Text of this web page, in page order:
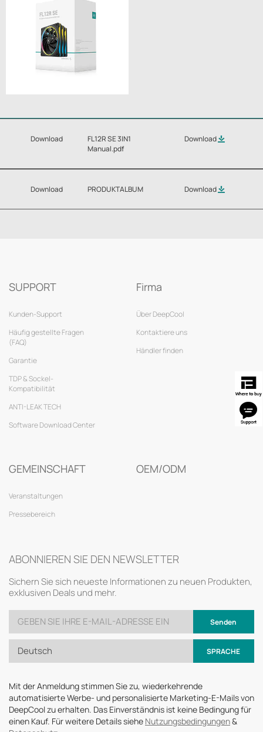
Download
FL12R SE 3IN1
Manual.pdf
Download
Download PRODUKTALBUM Download
SUPPORT
Kunden-Support
Häufig gestellte Fragen
(FAQ)
Garantie
TDP & Sockel-
Kompatibilität
ANTI-LEAK TECH
Software Download Center
Firma
Über DeepCool
Kontaktiere uns
Händler finden
GEMEINSCHAFT
Veranstaltungen
Pressebereich
OEM/ODM
ABONNIEREN SIE DEN NEWSLETTER
Sichern Sie sich neueste Informationen zu neuen Produkten,
exklusiven Deals und mehr.
Senden
Deutsch SPRACHE
Mit der Anmeldung stimmen Sie zu, wiederkehrende
automatisierte Werbe- und personalisierte Marketing-E-Mails von
DeepCool zu erhalten. Das Einverständnis ist keine Bedingung für
einen Kauf. Für weitere Details siehe Nutzungsbedingungen&